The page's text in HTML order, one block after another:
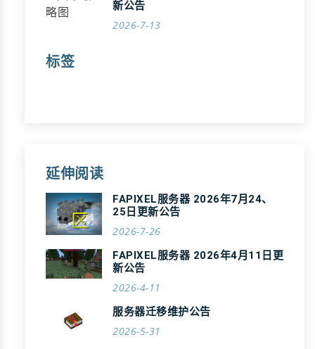
新公告
2026-7-13
标签
延伸阅读
FAPIXEL服务器 2026年7月24、
25日更新公告
2026-7-26
FAPIXEL服务器 2026年4月11日更
新公告
2026-4-11
服务器迁移维护公告
2026-5-31